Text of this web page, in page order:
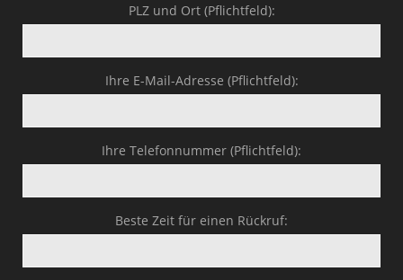
PLZ und Ort (Pflichtfeld):
Ihre E-Mail-Adresse (Pflichtfeld):
Ihre Telefonnummer (Pflichtfeld):
Beste Zeit für einen Rückruf: